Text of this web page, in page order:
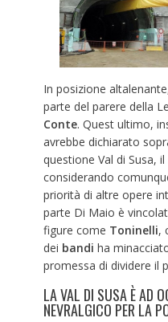
In posizione
parte del parere della
Conte. Quest ultimo,
avrebbe dichiarato
questione Val di Susa,
considerando
priorità di altre opere
parte Di Maio è
figure come Toninelli,
dei bandi ha
promessa di dividere il
LA VAL DI SUSA È AD
NEVRALGICO PER LA